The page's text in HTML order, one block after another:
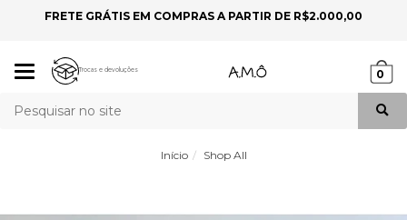
FRETE GRÁTIS EM COMPRAS A PARTIR DE R$2.000,00
Mudar
Trocas e devoluções 0
Início Shop All